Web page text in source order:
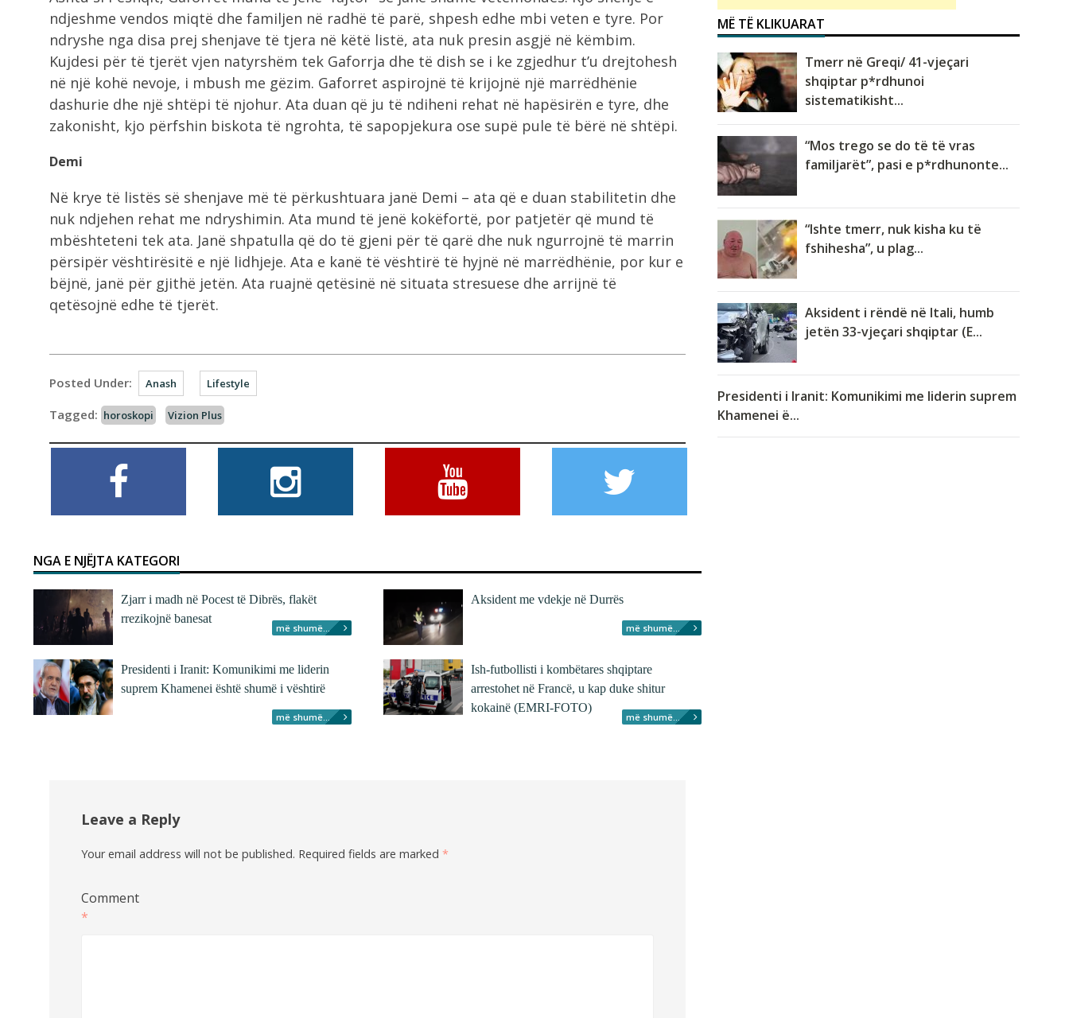
ndjeshme vendos miqtë dhe familjen në radhë të parë, shpesh edhe mbi veten e tyre. Por
ndryshe nga disa prej shenjave të tjera në këtë listë, ata nuk presin asgjë në këmbim.
Kujdesi për të tjerët vjen natyrshëm tek Gaforrja dhe të dish se i ke zgjedhur t’u drejtohesh
në një kohë nevoje, i mbush me gëzim. Gaforret aspirojnë të krijojnë një marrëdhënie
dashurie dhe një shtëpi të njohur. Ata duan që ju të ndiheni rehat në hapësirën e tyre, dhe
zakonisht, kjo përfshin biskota të ngrohta, të sapopjekura ose supë pule të bërë në shtëpi.
Demi
Në krye të listës së shenjave më të përkushtuara janë Demi – ata që e duan stabilitetin dhe
nuk ndjehen rehat me ndryshimin. Ata mund të jenë kokëfortë, por patjetër që mund të
mbështeteni tek ata. Janë shpatulla që do të gjeni për të qarë dhe nuk ngurrojnë të marrin
përsipër vështirësitë e një lidhjeje. Ata e kanë të vështirë të hyjnë në marrëdhënie, por kur e
bëjnë, janë për gjithë jetën. Ata ruajnë qetësinë në situata stresuese dhe arrijnë të
qetësojnë edhe të tjerët.
Posted Under: Anash Lifestyle
Tagged: horoskopi Vizion Plus
NGA E NJËJTA KATEGORI
Zjarr i madh në Pocest të Dibrës, flakët
rrezikojnë banesat
më shumë...
Aksident me vdekje në Durrës
më shumë...
Presidenti i Iranit: Komunikimi me liderin
suprem Khamenei është shumë i vështirë
më shumë...
Ish-futbollisti i kombëtares shqiptare
arrestohet në Francë, u kap duke shitur
kokainë (EMRI-FOTO)
më shumë...
Leave a Reply
Your email address will not be published. Required fields are marked *
Comment
*
MË TË KLIKUARAT
Tmerr në Greqi/ 41-vjeçari
shqiptar p*rdhunoi
sistematikisht...
“Mos trego se do të të vras
familjarët”, pasi e p*rdhunonte...
“Ishte tmerr, nuk kisha ku të
fshihesha”, u plag...
Aksident i rëndë në Itali, humb
jetën 33-vjeçari shqiptar (E...
Presidenti i Iranit: Komunikimi me liderin suprem
Khamenei ë...